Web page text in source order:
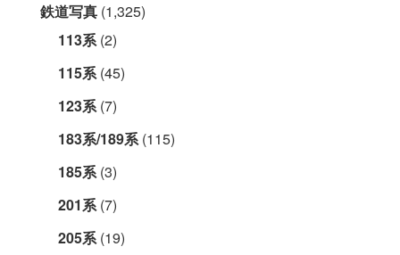
鉄道写真 (1,325)
113系(2)
115系(45)
123系(7)
183系/189系(115)
185系(3)
201系(7)
205系(19)